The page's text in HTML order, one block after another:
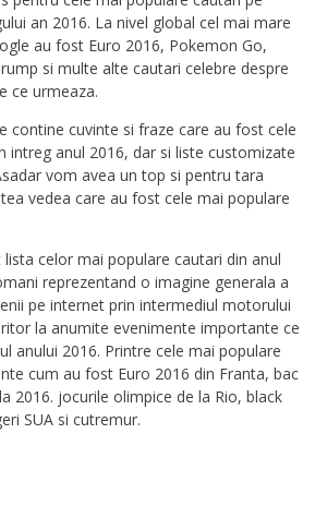
an 2016. La nivel global cel mai mare
au fost Euro 2016, Pokemon Go,
si multe alte cautari celebre despre
ce urmeaza.
contine cuvinte si fraze care au fost cele
intreg anul 2016, dar si liste customizate
vom avea un top si pentru tara
vedea care au fost cele mai populare
celor mai populare cautari din anul
reprezentand o imagine generala a
pe internet prin intermediul motorului
la anumite evenimente importante ce
anului 2016. Printre cele mai populare
cum au fost Euro 2016 din Franta, bac
2016. jocurile olimpice de la Rio, black
SUA si cutremur.